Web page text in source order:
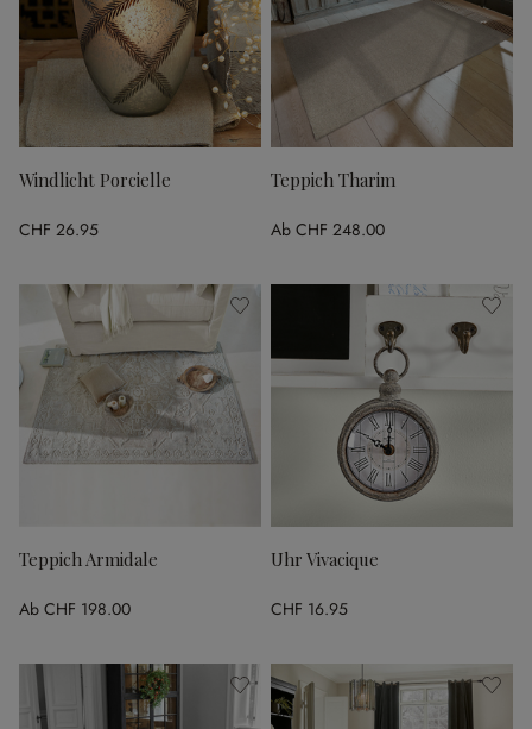
Windlicht Porcielle
CHF 26.95
Teppich Tharim
Ab CHF 248.00
Teppich Armidale
Ab CHF 198.00
Uhr Vivacique
CHF 16.95